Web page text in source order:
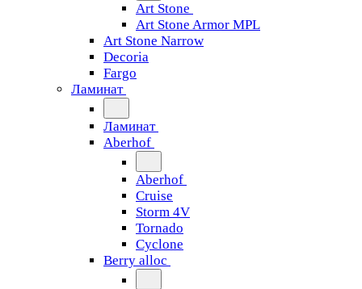
Art Stone
Art Stone Armor MPL
Art Stone Narrow
Decoria
Fargo
Ламинат
Ламинат
Aberhof
Aberhof
Cruise
Storm 4V
Tornado
Сyclone
Berry alloc